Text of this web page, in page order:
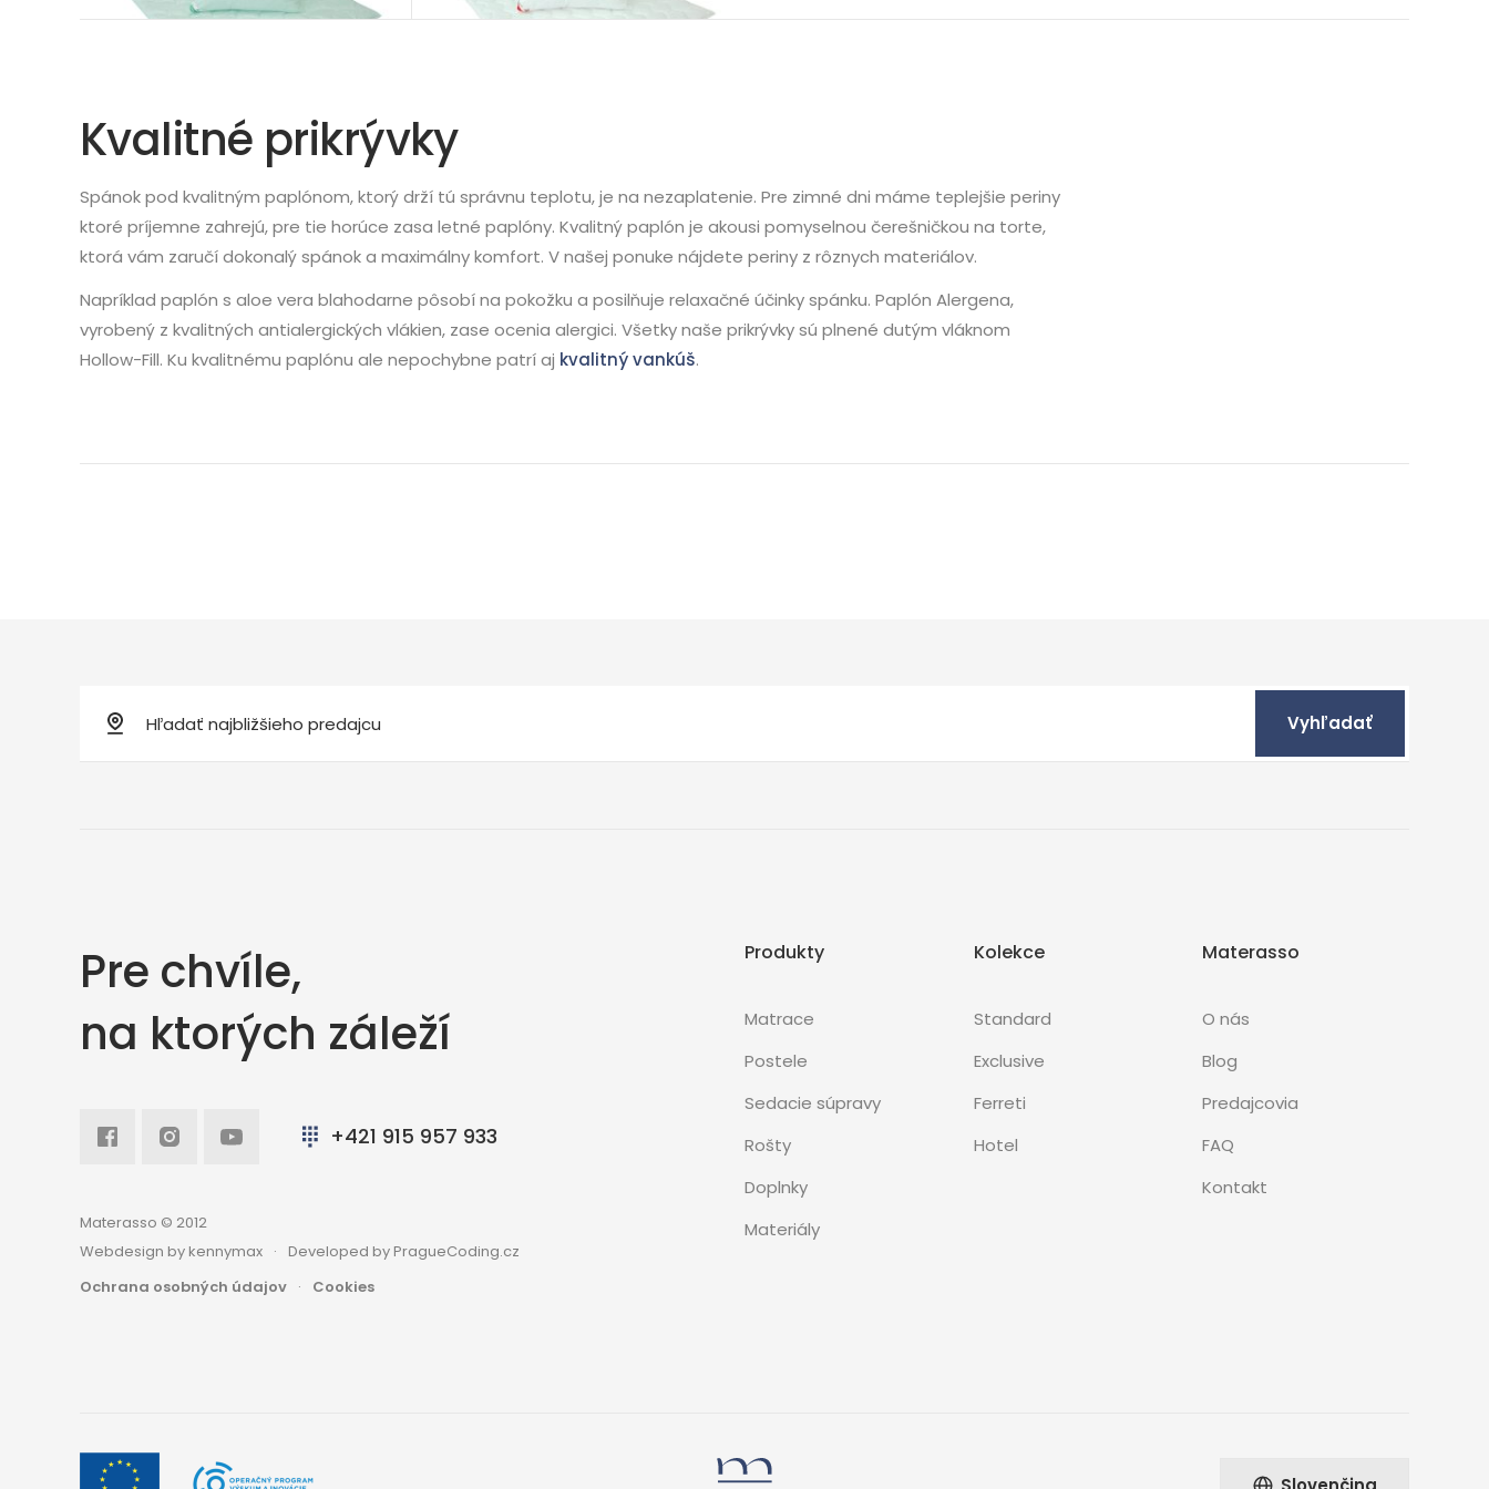
Kvalitné prikrývky
Spánok pod kvalitným paplónom, ktorý drží tú správnu teplotu, je na nezaplatenie. Pre zimné dni máme teplejšie periny
ktoré príjemne zahrejú, pre tie horúce zasa letné paplóny. Kvalitný paplón je akousi pomyselnou čerešničkou na torte,
ktorá vám zaručí dokonalý spánok a maximálny komfort. V našej ponuke nájdete periny z rôznych materiálov.
Napríklad paplón s aloe vera blahodarne pôsobí na pokožku a posilňuje relaxačné účinky spánku. Paplón Alergena,
vyrobený z kvalitných antialergických vlákien, zase ocenia alergici. Všetky naše prikrývky sú plnené dutým vláknom
Hollow-Fill. Ku kvalitnému paplónu ale nepochybne patrí aj kvalitný vankúš.
Vyhľadať
Pre chvíle,
na ktorých záleží
+421 915 957 933
Produkty
Matrace
Postele
Sedacie súpravy
Rošty
Doplnky
Materiály
Kolekce
Standard
Exclusive
Ferreti
Hotel
Materasso
O nás
Blog
Predajcovia
FAQ
Kontakt
Materasso © 2012
Webdesign by kennymax
Developed by PragueCoding.cz
Ochrana osobných údajov
Cookies